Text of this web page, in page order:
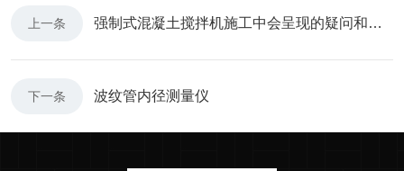
上一条 强制式混凝土搅拌机施工中会呈现的疑问和毛病处理
下一条 波纹管内径测量仪